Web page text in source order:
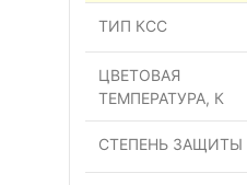
ТИП КСС
ЦВЕТОВАЯ
ТЕМПЕРАТУРА, К
СТЕПЕНЬ ЗАЩИТЫ